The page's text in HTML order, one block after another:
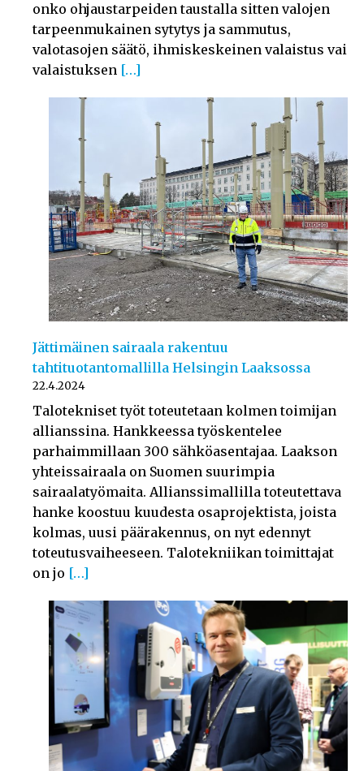
onko ohjaustarpeiden taustalla sitten valojen
tarpeenmukainen sytytys ja sammutus,
valotasojen säätö, ihmiskeskeinen valaistus vai
valaistuksen […]
Jättimäinen sairaala rakentuu
tahtituotantomallilla Helsingin Laaksossa
22.4.2024
Talotekniset työt toteutetaan kolmen toimijan
allianssina. Hankkeessa työskentelee
parhaimmillaan 300 sähköasentajaa. Laakson
yhteissairaala on Suomen suurimpia
sairaalatyömaita. Allianssimallilla toteutettava
hanke koostuu kuudesta osaprojektista, joista
kolmas, uusi päärakennus, on nyt edennyt
toteutusvaiheeseen. Talotekniikan toimittajat
on jo […]